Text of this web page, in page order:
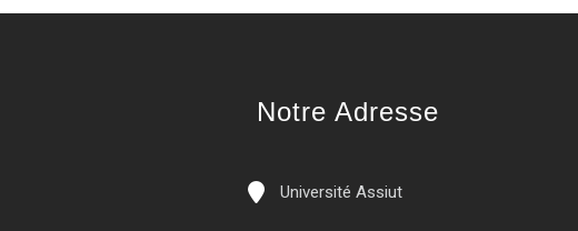
Notre Adresse
Université Assiut